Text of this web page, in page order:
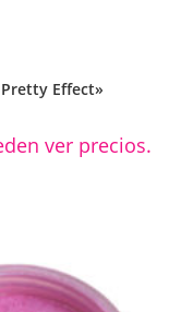
Effect»
ver precios.